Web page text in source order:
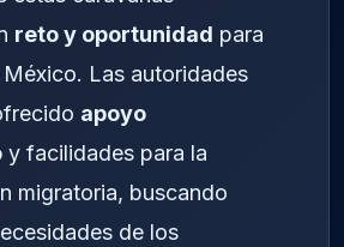
reto y oportunidad para
Las autoridades
apoyo
y facilidades para la
migratoria, buscando
de los